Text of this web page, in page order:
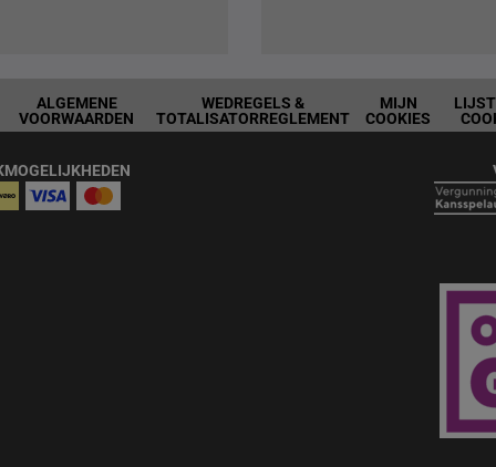
ALGEMENE
VOORWAARDEN
WEDREGELS &
TOTALISATORREGLEMENT
MIJN
COOKIES